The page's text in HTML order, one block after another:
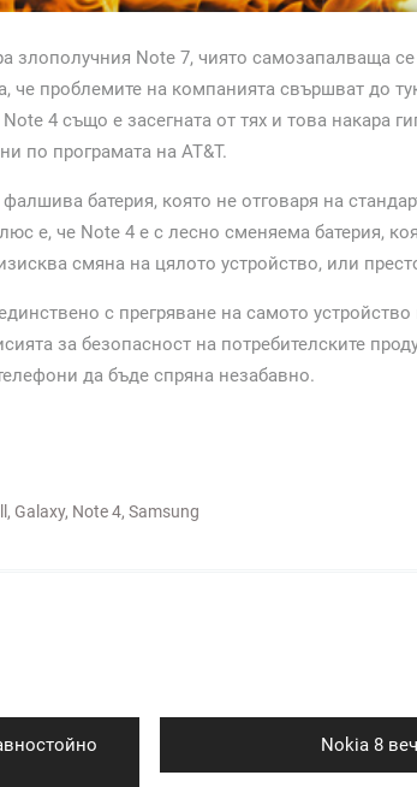
злополучния Note 7, чиято самозапалваща
че проблемите на компанията свършват до
Note 4 също е засегната от тях и това накара
по програмата на AT&T.
батерия, която не отговаря на
е, че Note 4 е с лесно сменяема батерия,
смяна на цялото устройство, или
с прегряване на самото
за безопасност на потребителските
да бъде спряна незабавно.
, Galaxy, Note 4, Samsung
Next
post:
Nokia 8